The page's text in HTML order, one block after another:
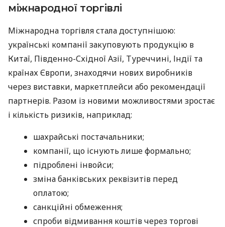
міжнародної торгівлі
Міжнародна торгівля стала доступнішою:
українські компанії закуповують продукцію в
Китаї, Південно-Східної Азії, Туреччині, Індії та
країнах Європи, знаходячи нових виробників
через виставки, маркетплейси або рекомендації
партнерів. Разом із новими можливостями зростає
і кількість ризиків, наприклад:
шахрайські постачальники;
компанії, що існують лише формально;
підроблені інвойси;
зміна банківських реквізитів перед
оплатою;
санкційні обмеження;
спроби відмивання коштів через торгові